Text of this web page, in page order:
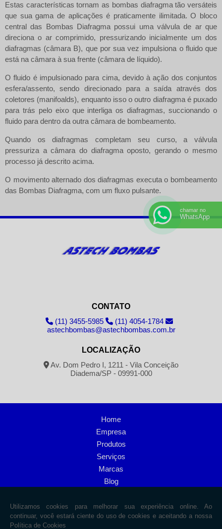
Estas características tornam as bombas diafragma tão versáteis
que sua gama de aplicações é praticamente ilimitada. O bloco
central das Bombas Diafragma possui uma válvula de ar que
direciona o ar comprimido, pressurizando inicialmente um dos
diafragmas (câmara B), que por sua vez impulsiona o fluido que
está na câmara à sua frente (câmara de líquido).
O fluido é impulsionado para cima, devido à ação dos conjuntos
esfera/assento, sendo direcionado para a saída através dos
coletores (manifoalds), enquanto isso o outro diafragma é puxado
para trás pelo eixo que interliga os diafragmas, succionando o
fluido para dentro da outra câmara de bombeamento.
Quando os diafragmas completam seu curso, a válvula
pressuriza a câmara do diafragma oposto, gerando o mesmo
processo já descrito acima.
O movimento alternado dos diafragmas executa o bombeamento
das Bombas Diafragma, com um fluxo pulsante.
CONTATO
(11) 3455-5985
(11) 4054-1784
astechbombas@astechbombas.com.br
LOCALIZAÇÃO
Av. Dom Pedro I, 1211 - Vila Conceição
Diadema/SP - 09991-000
Home
Empresa
Produtos
Serviços
Marcas
Blog
Contato
Mapa do site
chamar no
WhatsApp